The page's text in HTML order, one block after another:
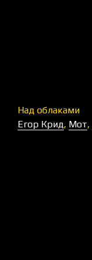
Над облаками
Егор Крид, Мот,